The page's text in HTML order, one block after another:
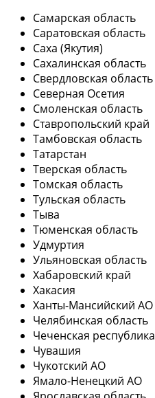
Самарская область
Саратовская область
Саха (Якутия)
Сахалинская область
Свердловская область
Северная Осетия
Смоленская область
Ставропольский край
Тамбовская область
Татарстан
Тверская область
Томская область
Тульская область
Тыва
Тюменская область
Удмуртия
Ульяновская область
Хабаровский край
Хакасия
Ханты-Мансийский АО
Челябинская область
Чеченская республика
Чувашия
Чукотский АО
Ямало-Ненецкий АО